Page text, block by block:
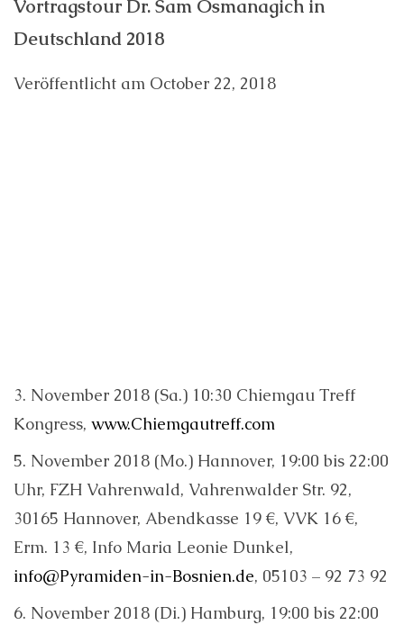
Vortragstour Dr. Sam Osmanagich in
Deutschland 2018
Veröffentlicht am October 22, 2018
3. November 2018 (Sa.) 10:30 Chiemgau Treff
Kongress, www.Chiemgautreff.com
5. November 2018 (Mo.) Hannover, 19:00 bis 22:00
Uhr, FZH Vahrenwald, Vahrenwalder Str. 92,
30165 Hannover, Abendkasse 19 €, VVK 16 €,
Erm. 13 €, Info Maria Leonie Dunkel,
info@Pyramiden-in-Bosnien.de, 05103 – 92 73 92
6. November 2018 (Di.) Hamburg, 19:00 bis 22:00